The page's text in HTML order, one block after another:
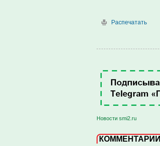
Распечатать
Новости smi2.ru
КОММЕНТАРИИ